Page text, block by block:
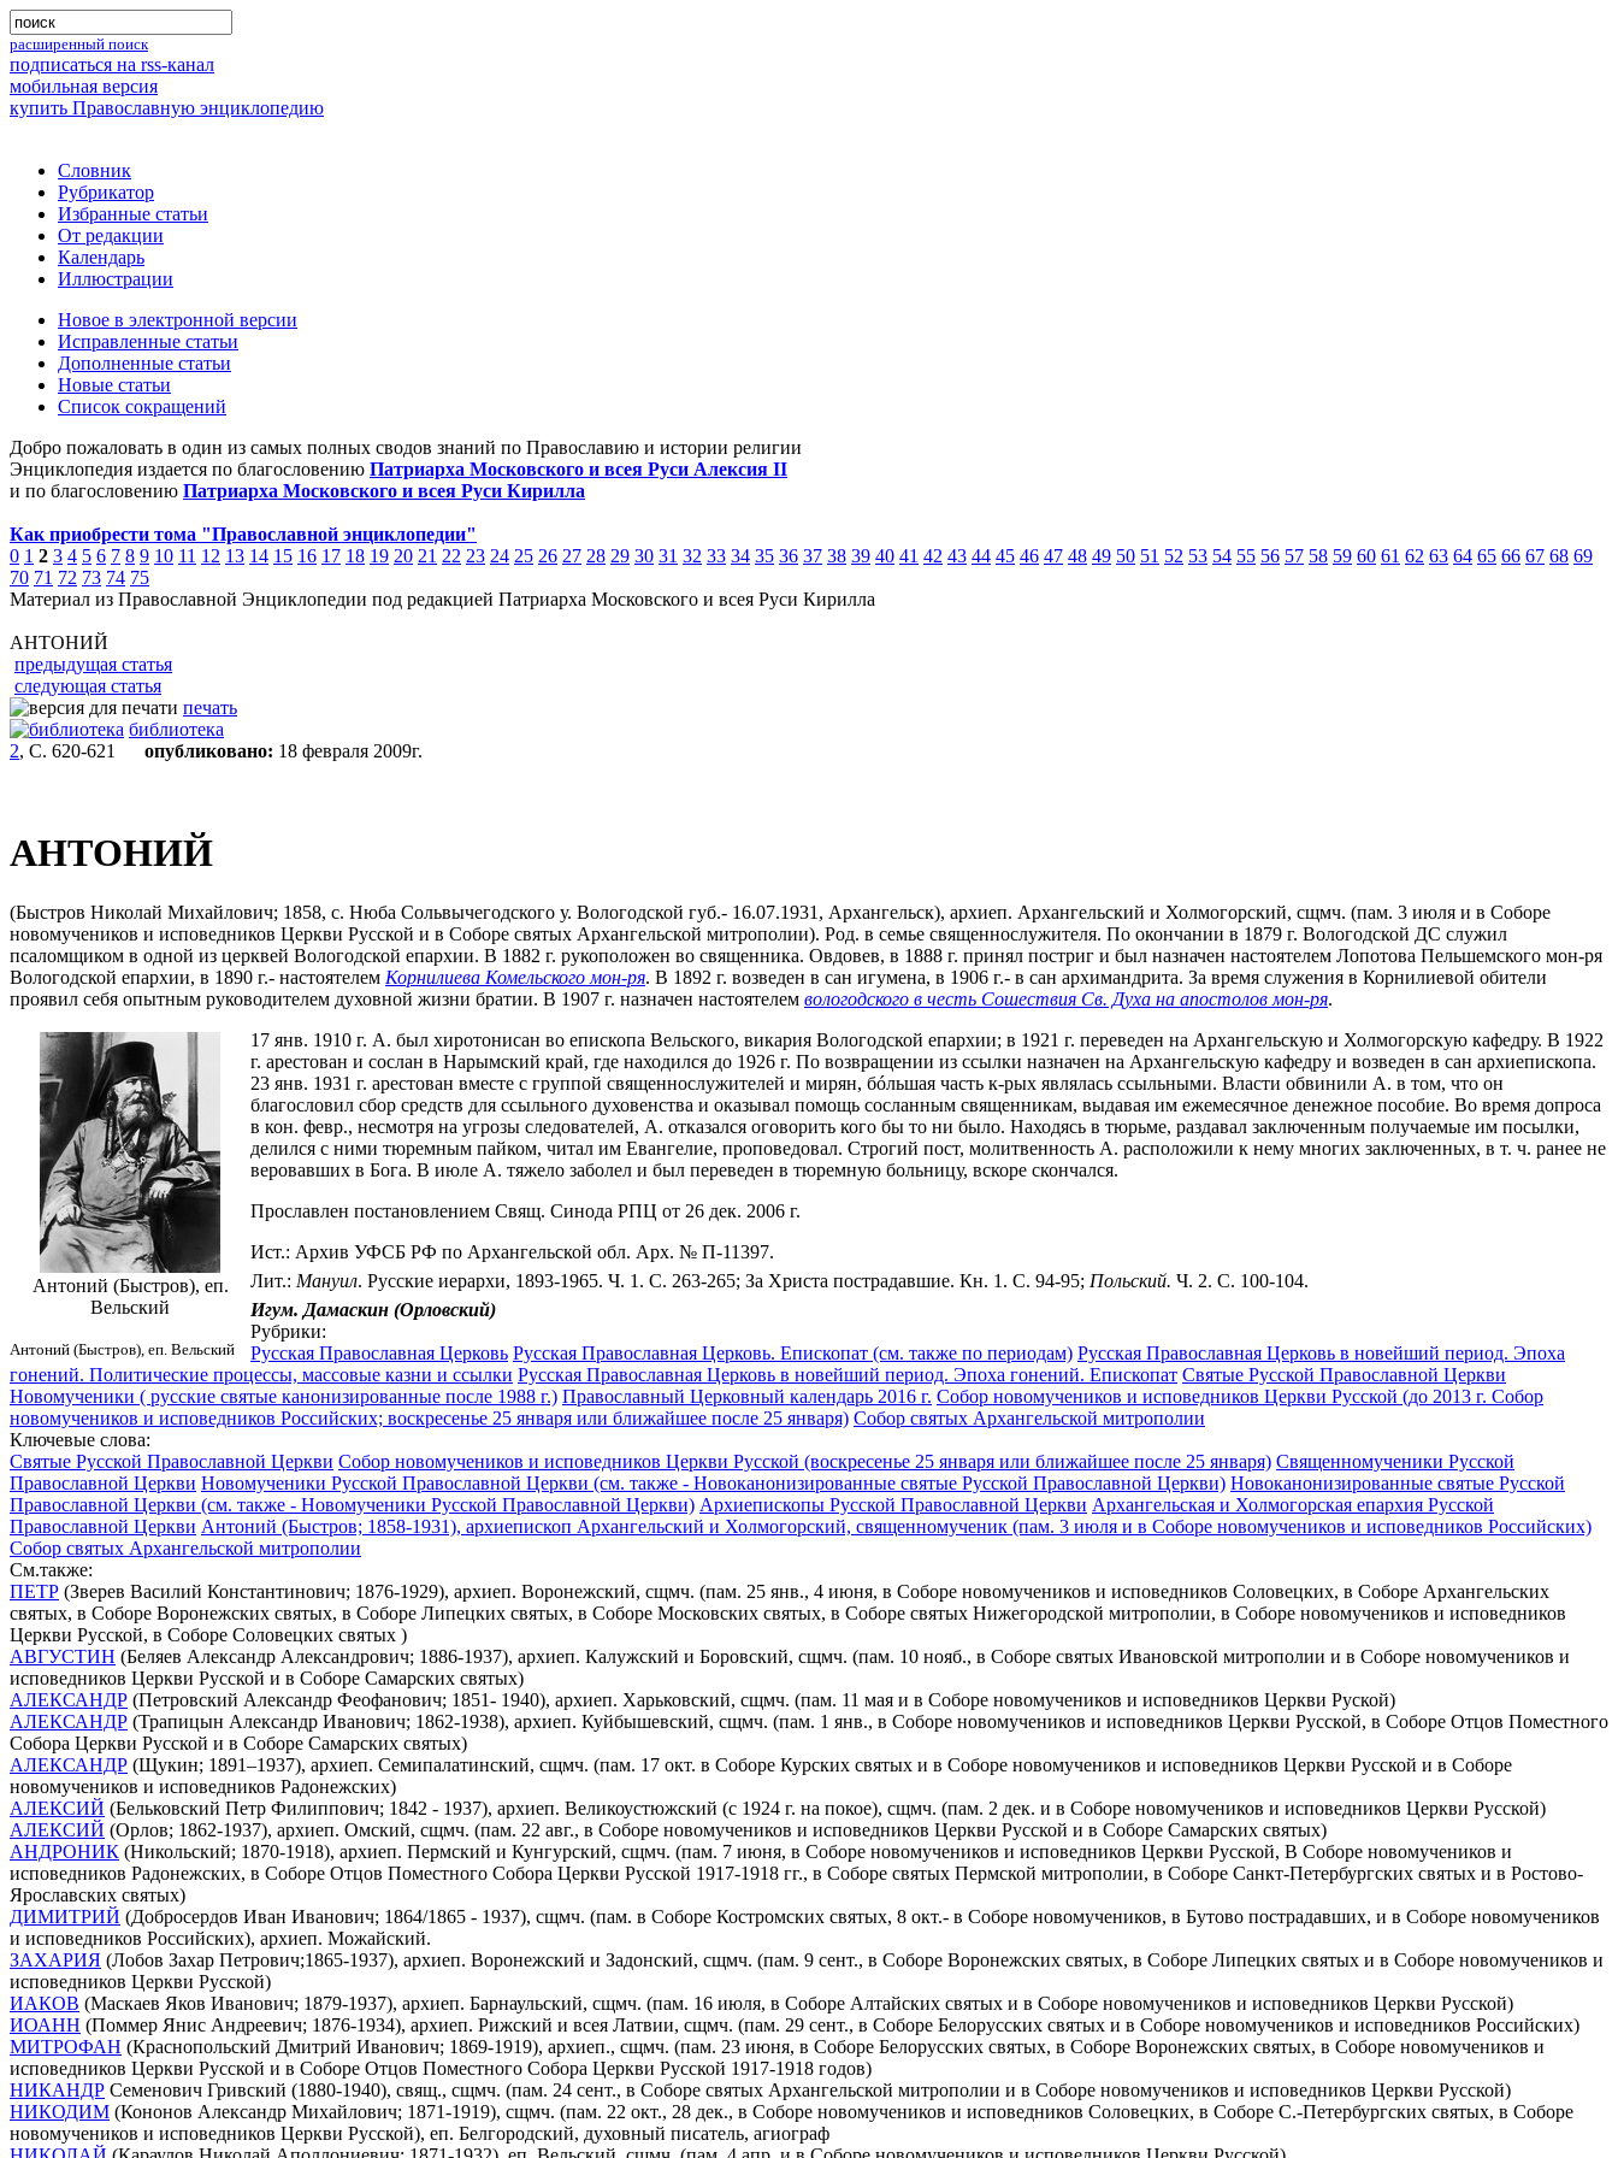
расширенный поиск
подписаться на rss-канал
мобильная версия
купить Православную энциклопедию
Словник
Рубрикатор
Избранные статьи
От редакции
Календарь
Иллюстрации
Новое в электронной версии
Исправленные статьи
Дополненные статьи
Новые статьи
Список сокращений
Добро пожаловать в один из самых полных сводов знаний по Православию и истории религии
Энциклопедия издается по благословению Патриарха Московского и всея Руси Алексия II
и по благословению Патриарха Московского и всея Руси Кирилла
Как приобрести тома "Православной энциклопедии"
0 1 2 3 4 5 6 7 8 9 10 11 12 13 14 15 16 17 18 19 20 21 22 23 24 25 26 27 28 29 30 31 32 33 34 35 36 37 38 39 40 41 42 43 44 45 46 47 48 49 50 51 52 53 54 55 56 57 58 59 60 61 62 63 64 65 66 67 68 69
70 71 72 73 74 75
Материал из Православной Энциклопедии под редакцией Патриарха Московского и всея Руси Кирилла
АНТОНИЙ
предыдущая статья
следующая статья
печать
библиотека
2, С. 620-621 опубликовано: 18 февраля 2009г.
АНТОНИЙ
(Быстров Николай Михайлович; 1858, с. Нюба Сольвычегодского у. Вологодской губ.- 16.07.1931, Архангельск), архиеп. Архангельский и Холмогорский, сщмч. (пам. 3 июля и в Соборе
новомучеников и исповедников Церкви Русской и в Соборе святых Архангельской митрополии). Род. в семье священнослужителя. По окончании в 1879 г. Вологодской ДС служил
псаломщиком в одной из церквей Вологодской епархии. В 1882 г. рукоположен во священника. Овдовев, в 1888 г. принял постриг и был назначен настоятелем Лопотова Пельшемского мон-ря
Вологодской епархии, в 1890 г.- настоятелем Корнилиева Комельского мон-ря. В 1892 г. возведен в сан игумена, в 1906 г.- в сан архимандрита. За время служения в Корнилиевой обители
проявил себя опытным руководителем духовной жизни братии. В 1907 г. назначен настоятелем вологодского в честь Сошествия Св. Духа на апостолов мон-ря.
Антоний (Быстров), еп.
Вельский
Антоний (Быстров), еп. Вельский
17 янв. 1910 г. А. был хиротонисан во епископа Вельского, викария Вологодской епархии; в 1921 г. переведен на Архангельскую и Холмогорскую кафедру. В 1922
г. арестован и сослан в Нарымский край, где находился до 1926 г. По возвращении из ссылки назначен на Архангельскую кафедру и возведен в сан архиепископа.
23 янв. 1931 г. арестован вместе с группой священнослужителей и мирян, бóльшая часть к-рых являлась ссыльными. Власти обвинили А. в том, что он
благословил сбор средств для ссыльного духовенства и оказывал помощь сосланным священникам, выдавая им ежемесячное денежное пособие. Во время допроса
в кон. февр., несмотря на угрозы следователей, А. отказался оговорить кого бы то ни было. Находясь в тюрьме, раздавал заключенным получаемые им посылки,
делился с ними тюремным пайком, читал им Евангелие, проповедовал. Строгий пост, молитвенность А. расположили к нему многих заключенных, в т. ч. ранее не
веровавших в Бога. В июле А. тяжело заболел и был переведен в тюремную больницу, вскоре скончался.
Прославлен постановлением Свящ. Синода РПЦ от 26 дек. 2006 г.
Ист.: Архив УФСБ РФ по Архангельской обл. Арх. № П-11397.
Лит.: Мануил. Русские иерархи, 1893-1965. Ч. 1. С. 263-265; За Христа пострадавшие. Кн. 1. С. 94-95; Польский. Ч. 2. С. 100-104.
Игум. Дамаскин (Орловский)
Рубрики:
Русская Православная Церковь Русская Православная Церковь. Епископат (см. также по периодам) Русская Православная Церковь в новейший период. Эпоха
гонений. Политические процессы, массовые казни и ссылки Русская Православная Церковь в новейший период. Эпоха гонений. Епископат Святые Русской Православной Церкви
Новомученики ( русские святые канонизированные после 1988 г.) Православный Церковный календарь 2016 г. Собор новомучеников и исповедников Церкви Русской (до 2013 г. Собор
новомучеников и исповедников Российских; воскресенье 25 января или ближайшее после 25 января) Собор святых Архангельской митрополии
Ключевые слова:
Святые Русской Православной Церкви Собор новомучеников и исповедников Церкви Русской (воскресенье 25 января или ближайшее после 25 января) Священномученики Русской
Православной Церкви Новомученики Русской Православной Церкви (см. также - Новоканонизированные святые Русской Православной Церкви) Новоканонизированные святые Русской
Православной Церкви (см. также - Новомученики Русской Православной Церкви) Архиепископы Русской Православной Церкви Архангельская и Холмогорская епархия Русской
Православной Церкви Антоний (Быстров; 1858-1931), архиепископ Архангельский и Холмогорский, священномученик (пам. 3 июля и в Соборе новомучеников и исповедников Российских)
Собор святых Архангельской митрополии
См.также:
ПЕТР (Зверев Василий Константинович; 1876-1929), архиеп. Воронежский, сщмч. (пам. 25 янв., 4 июня, в Соборе новомучеников и исповедников Соловецких, в Соборе Архангельских
святых, в Соборе Воронежских святых, в Соборе Липецких святых, в Соборе Московских святых, в Соборе святых Нижегородской митрополии, в Соборе новомучеников и исповедников
Церкви Русской, в Соборе Соловецких святых )
АВГУСТИН (Беляев Александр Александрович; 1886-1937), архиеп. Калужский и Боровский, сщмч. (пам. 10 нояб., в Соборе святых Ивановской митрополии и в Соборе новомучеников и
исповедников Церкви Русской и в Соборе Самарских святых)
АЛЕКСАНДР (Петровский Александр Феофанович; 1851- 1940), архиеп. Харьковский, сщмч. (пам. 11 мая и в Соборе новомучеников и исповедников Церкви Руской)
АЛЕКСАНДР (Трапицын Александр Иванович; 1862-1938), архиеп. Куйбышевский, сщмч. (пам. 1 янв., в Соборе новомучеников и исповедников Церкви Русской, в Соборе Отцов Поместного
Собора Церкви Русской и в Соборе Самарских святых)
АЛЕКСАНДР (Щукин; 1891–1937), архиеп. Семипалатинский, сщмч. (пам. 17 окт. в Соборе Курских святых и в Соборе новомучеников и исповедников Церкви Русской и в Соборе
новомучеников и исповедников Радонежских)
АЛЕКСИЙ (Бельковский Петр Филиппович; 1842 - 1937), архиеп. Великоустюжский (с 1924 г. на покое), сщмч. (пам. 2 дек. и в Соборе новомучеников и исповедников Церкви Русской)
АЛЕКСИЙ (Орлов; 1862-1937), архиеп. Омский, сщмч. (пам. 22 авг., в Соборе новомучеников и исповедников Церкви Русской и в Соборе Самарских святых)
АНДРОНИК (Никольский; 1870-1918), архиеп. Пермский и Кунгурский, сщмч. (пам. 7 июня, в Соборе новомучеников и исповедников Церкви Русской, В Соборе новомучеников и
исповедников Радонежских, в Соборе Отцов Поместного Собора Церкви Русской 1917-1918 гг., в Соборе святых Пермской митрополии, в Соборе Санкт-Петербургских святых и в Ростово-
Ярославских святых)
ДИМИТРИЙ (Добросердов Иван Иванович; 1864/1865 - 1937), сщмч. (пам. в Соборе Костромских святых, 8 окт.- в Соборе новомучеников, в Бутово пострадавших, и в Соборе новомучеников
и исповедников Российских), архиеп. Можайский.
ЗАХАРИЯ (Лобов Захар Петрович;1865-1937), архиеп. Воронежский и Задонский, сщмч. (пам. 9 сент., в Соборе Воронежских святых, в Соборе Липецких святых и в Соборе новомучеников и
исповедников Церкви Русской)
ИАКОВ (Маскаев Яков Иванович; 1879-1937), архиеп. Барнаульский, сщмч. (пам. 16 июля, в Соборе Алтайских святых и в Соборе новомучеников и исповедников Церкви Русской)
ИОАНН (Поммер Янис Андреевич; 1876-1934), архиеп. Рижский и всея Латвии, сщмч. (пам. 29 сент., в Соборе Белорусских святых и в Соборе новомучеников и исповедников Российских)
МИТРОФАН (Краснопольский Дмитрий Иванович; 1869-1919), архиеп., сщмч. (пам. 23 июня, в Соборе Белорусских святых, в Соборе Воронежских святых, в Соборе новомучеников и
исповедников Церкви Русской и в Соборе Отцов Поместного Собора Церкви Русской 1917-1918 годов)
НИКАНДР Семенович Гривский (1880-1940), свящ., сщмч. (пам. 24 сент., в Соборе святых Архангельской митрополии и в Соборе новомучеников и исповедников Церкви Русской)
НИКОДИМ (Кононов Александр Михайлович; 1871-1919), сщмч. (пам. 22 окт., 28 дек., в Соборе новомучеников и исповедников Соловецких, в Соборе С.-Петербургских святых, в Соборе
новомучеников и исповедников Церкви Русской), еп. Белгородский, духовный писатель, агиограф